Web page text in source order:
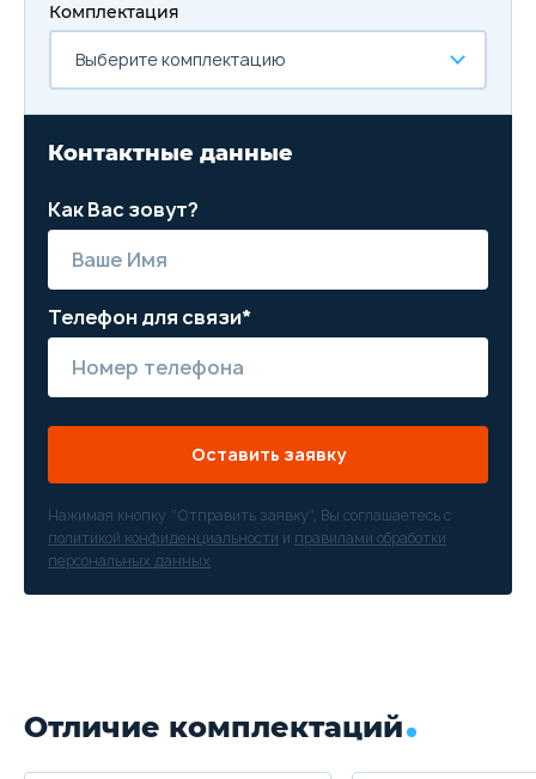
Комплектация
Выберите комплектацию
Контактные данные
Как Вас зовут?
Телефон для связи*
Оставить заявку
Нажимая кнопку “Отправить заявку”, Вы соглашаетесь с
политикой конфиденциальности и правилами обработки
персональных данных
Отличие комплектаций